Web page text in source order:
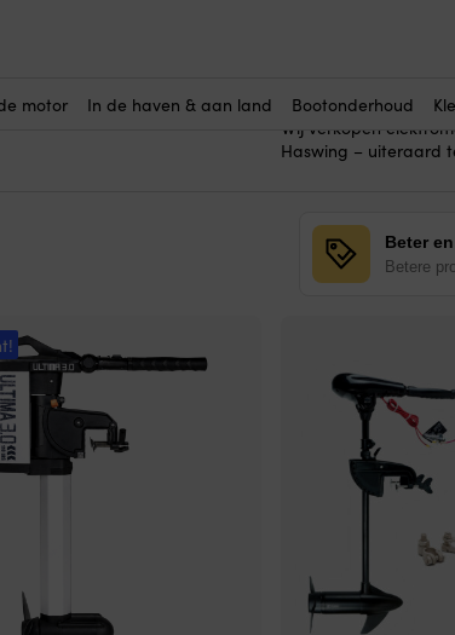
motor In de haven & aan land Bootonderhoud
water
Hier koop je
opofferingsanodes,
Wij verkopen
Haswing – uiteraard
Beter
Betere